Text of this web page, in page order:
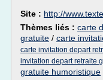
Site : http://
Thèmes liés : carte
gratuite / carte
carte invitation depart
invitation depart retraite
gratuite humoristique